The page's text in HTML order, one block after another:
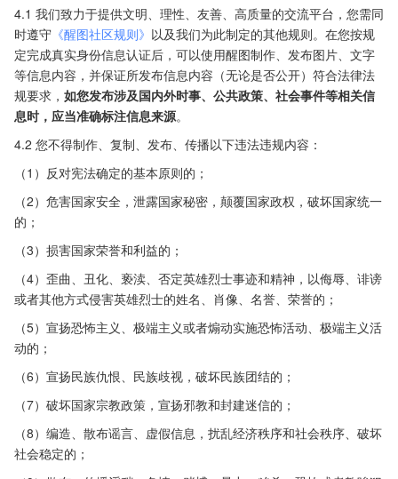
4.1 我们致力于提供文明、理性、友善、高质量的交流平台，您需同
时遵守 《醒图社区规则》 以及我们为此制定的其他规则。在您按规
定完成真实身份信息认证后，可以使用醒图制作、发布图片、文字
等信息内容，并保证所发布信息内容（无论是否公开）符合法律法
规要求， 如您发布涉及国内外时事、公共政策、社会事件等相关信
息时，应当准确标注信息来源。
4.2 您不得制作、复制、发布、传播以下违法违规内容：
（1）反对宪法确定的基本原则的；
（2）危害国家安全，泄露国家秘密，颠覆国家政权，破坏国家统一
的；
（3）损害国家荣誉和利益的；
（4）歪曲、丑化、亵渎、否定英雄烈士事迹和精神，以侮辱、诽谤
或者其他方式侵害英雄烈士的姓名、肖像、名誉、荣誉的；
（5）宣扬恐怖主义、极端主义或者煽动实施恐怖活动、极端主义活
动的；
（6）宣扬民族仇恨、民族歧视，破坏民族团结的；
（7）破坏国家宗教政策，宣扬邪教和封建迷信的；
（8）编造、散布谣言、虚假信息，扰乱经济秩序和社会秩序、破坏
社会稳定的；